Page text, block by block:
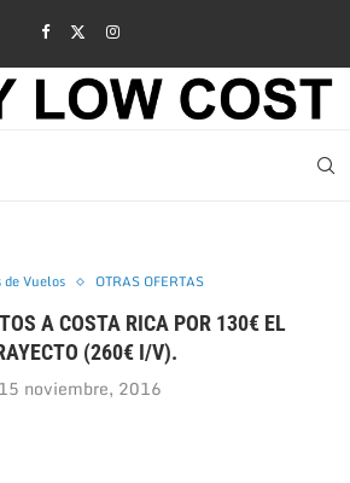
de Vuelos OTRAS OFERTAS
A COSTA RICA POR 130€ EL
(260€ I/V).
15 noviembre, 2016